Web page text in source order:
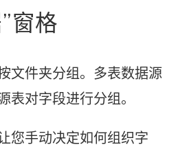
窗格
文件夹分组。多表数据源
表对字段进行分组。
您手动决定如何组织字